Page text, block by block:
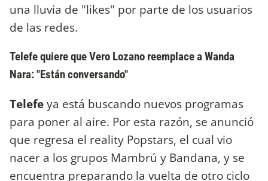
una lluvia de "likes" por parte de los usuarios
de las redes.
Telefe quiere que Vero Lozano reemplace a Wanda
Nara: "Están conversando"
Telefeya está buscando nuevos programas
para poner al aire. Por esta razón, se anunció
que regresa el reality Popstars, el cual vio
nacer a los grupos Mambrú y Bandana, y se
encuentra preparando la vuelta de otro ciclo